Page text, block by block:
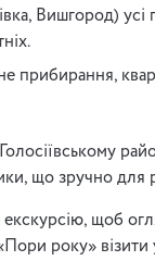
Вишгород) усі
прибирання,
що зручно для
екскурсію, щоб
року» візити